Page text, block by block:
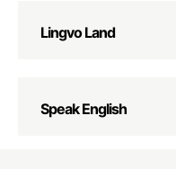
Lingvo Land
Speak English